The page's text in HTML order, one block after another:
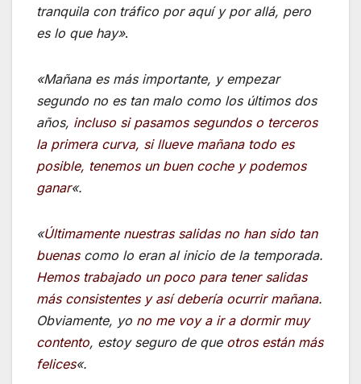
tranquila con tráfico por aquí y por allá, pero
es lo que hay».
«Mañana es más importante, y empezar
segundo no es tan malo como los últimos dos
años, incluso si pasamos segundos o terceros
la primera curva, si llueve mañana todo es
posible, tenemos un buen coche y podemos
ganar«.
«Últimamente nuestras salidas no han sido tan
buenascomo lo eran al inicio de la temporada.
Hemos trabajado un poco para tener salidas
más consistentes y así debería ocurrir mañana.
Obviamente, yo no me voy a ir a dormir muy
contento, estoy seguro de que otros están más
felices«.